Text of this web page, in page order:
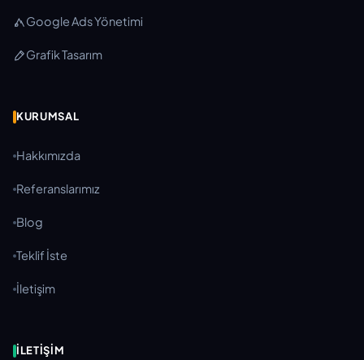
Google Ads Yönetimi
Grafik Tasarım
KURUMSAL
Hakkımızda
Referanslarımız
Blog
Teklif İste
İletişim
İLETIŞIM